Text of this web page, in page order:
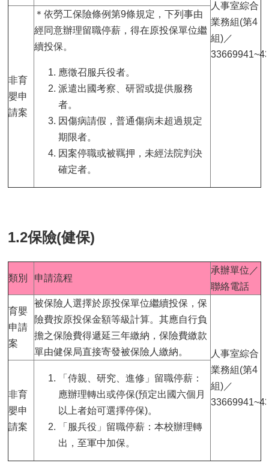
人事室綜合
業務組(第4
組)／
非育
嬰申
請案
＊依勞工保險條例第9條規定，下列事由
經同意辦理留職停薪，得在原投保單位繼
續投保。
應徵召服兵役者。
派遣出國考察、研習或提供服務
者。
因傷病請假，普通傷病未超過規定
期限者。
因案停職或被羈押，未經法院判決
確定者。
1.2保險(健保)
類別 申請流程
承辦單位／
聯絡電話
育嬰
申請
案
被保險人選擇於原投保單位繼續投保，保
險費按原投保金額等級計算。其應自行負
擔之保險費得遞延三年繳納，保險費繳款
單由健保局直接寄發被保險人繳納。
人事室綜合
業務組(第4
組)／
非育
嬰申
請案
「侍親、研究、進修」留職停薪：
應辦理轉出或停保(預定出國六個月
以上者始可選擇停保)。
「服兵役」留職停薪：本校辦理轉
出，至軍中加保。